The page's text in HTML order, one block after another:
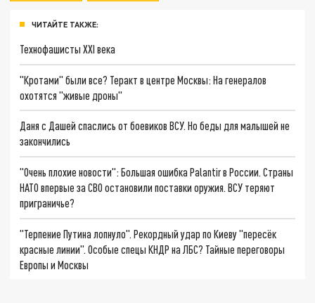
ЧИТАЙТЕ ТАКЖЕ:
Технофашисты XXI века
"Кротами" были все? Теракт в центре Москвы: На генералов
охотятся "живые дроны"
Даня с Дашей спаслись от боевиков ВСУ. Но беды для малышей не
закончились
"Очень плохие новости": Большая ошибка Palantir в России. Страны
НАТО впервые за СВО остановили поставки оружия. ВСУ теряют
приграничье?
"Терпение Путина лопнуло". Рекордный удар по Киеву "пересёк
красные линии". Особые спецы КНДР на ЛБС? Тайные переговоры
Европы и Москвы